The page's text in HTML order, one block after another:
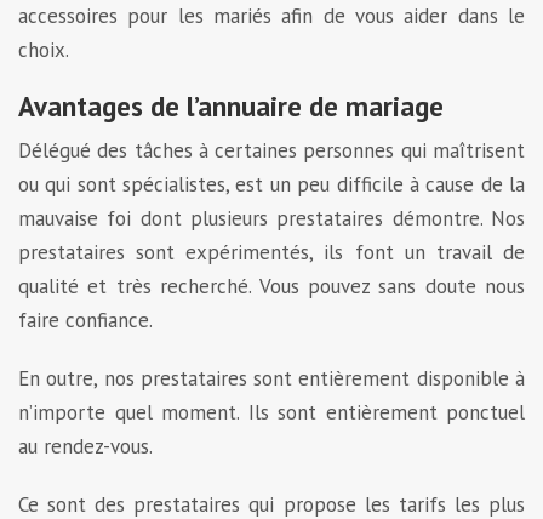
accessoires pour les mariés afin de vous aider dans le
choix.
Avantages de l’annuaire de mariage
Délégué des tâches à certaines personnes qui maîtrisent
ou qui sont spécialistes, est un peu difficile à cause de la
mauvaise foi dont plusieurs prestataires démontre. Nos
prestataires sont expérimentés, ils font un travail de
qualité et très recherché. Vous pouvez sans doute nous
faire confiance.
En outre, nos prestataires sont entièrement disponible à
n’importe quel moment. Ils sont entièrement ponctuel
au rendez-vous.
Ce sont des prestataires qui propose les tarifs les plus